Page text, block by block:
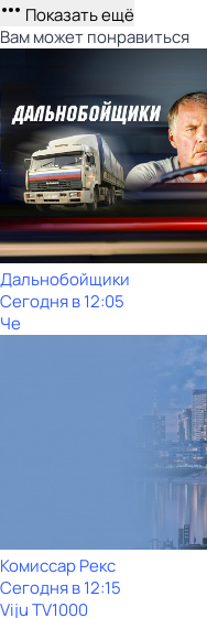
Показать ещё
Вам может понравиться
Дальнобойщики
Сегодня в 12:05
Че
Комиссар Рекс
Сегодня в 12:15
Viju TV1000